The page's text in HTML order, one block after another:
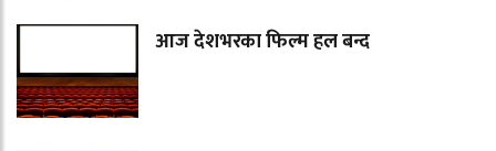
आज देशभरका फिल्म हल बन्द